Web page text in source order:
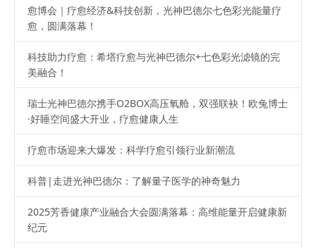
愈博会｜疗愈经济&科技创新，光神巴德尔七色彩光能量疗
愈，圆满落幕！
科技助力疗愈：希塔疗愈与光神巴德尔+七色彩光滤镜的完
美融合！
瑞士光神巴德尔携手O2BOX高压氧舱，双强联袂！欧兔博士
·好睡空间盛大开业，疗愈健康人生
疗愈市场迎来大爆发：科学疗愈引领行业新潮流
科普|走进光神巴德尔：了解量子医学的神奇魅力
2025芳香健康产业融合大会圆满落幕：高维能量开启健康新
纪元